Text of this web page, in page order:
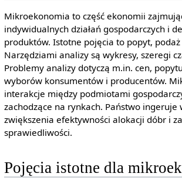
Mikroekonomia to część ekonomii
indywidualnych działań gospodarczych i
produktów. Istotne pojęcia to popyt,
Narzędziami analizy są wykresy, szeregi
Problemy analizy dotyczą m.in. cen,
wyborów konsumentów i producentów.
interakcje między podmiotami
zachodzące na rynkach. Państwo ingeruje
zwiększenia efektywności alokacji dóbr i
sprawiedliwości.
Pojęcia istotne dla